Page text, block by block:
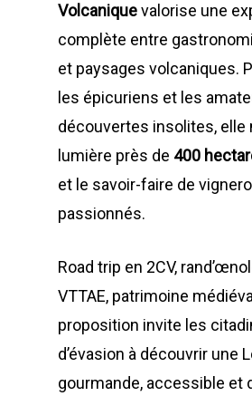
Volcaniquevalorise une
complète entre
et paysages volcaniques.
les épicuriens et les
découvertes insolites, elle
lumière près de 400
et le savoir-faire de
passionnés.
Road trip en 2CV,
VTTAE, patrimoine
proposition invite les
d’évasion à découvrir une
gourmande, accessible et